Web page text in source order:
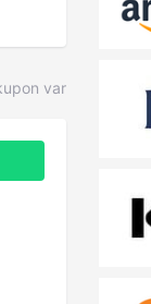
var